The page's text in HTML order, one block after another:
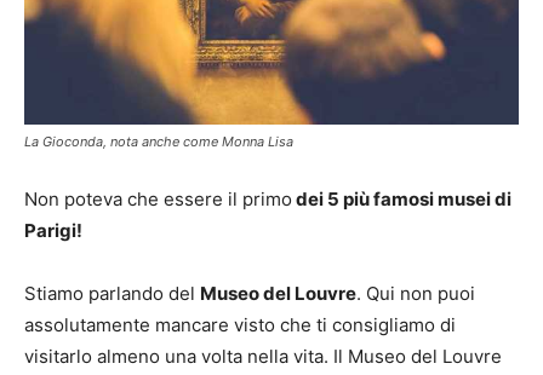
La Gioconda, nota anche come Monna Lisa
Non poteva che essere il primo dei 5 più famosi musei di
Parigi!
Stiamo parlando del Museo del Louvre. Qui non puoi
assolutamente mancare visto che ti consigliamo di
visitarlo almeno una volta nella vita. Il Museo del Louvre